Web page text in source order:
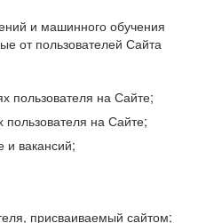
и машинного обучения
от пользователей Сайта
пользователя на Сайте;
на Сайте;
и вакансий;
присваиваемый сайтом;